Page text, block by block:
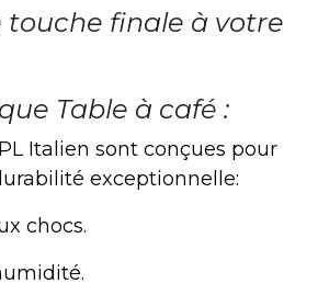
touche finale à votre
Table à café :
Italien sont conçues pour
exceptionnelle:
chocs.